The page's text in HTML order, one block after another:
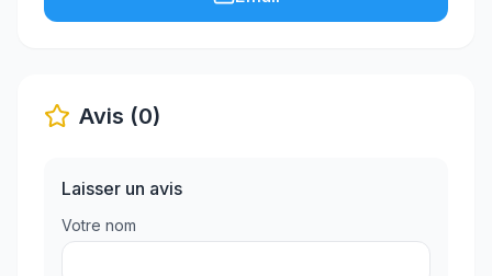
Avis (0)
Laisser un avis
Votre nom